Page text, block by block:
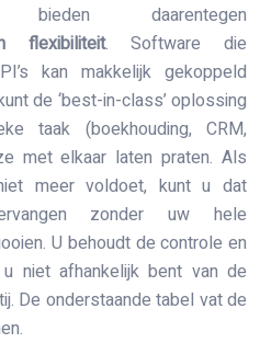
daarentegen
flexibiliteit. Software die
kan makkelijk gekoppeld
de ‘best-in-class’ oplossing
taak (boekhouding, CRM,
met elkaar laten praten. Als
meer voldoet, kunt u dat
zonder uw hele
U behoudt de controle en
niet afhankelijk bent van de
De onderstaande tabel vat de